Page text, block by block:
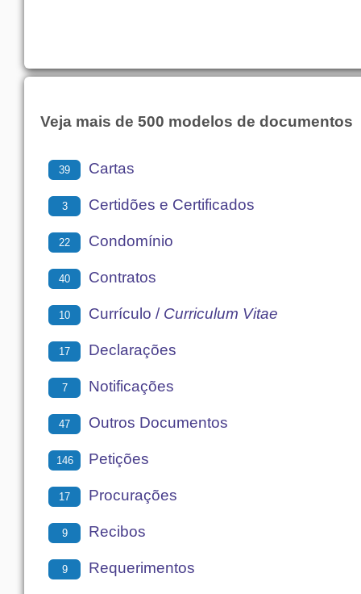
Veja mais de 500 modelos de documentos
39 Cartas
3 Certidões e Certificados
22 Condomínio
40 Contratos
10 Currículo / Curriculum Vitae
17 Declarações
7 Notificações
47 Outros Documentos
146 Petições
17 Procurações
9 Recibos
9 Requerimentos